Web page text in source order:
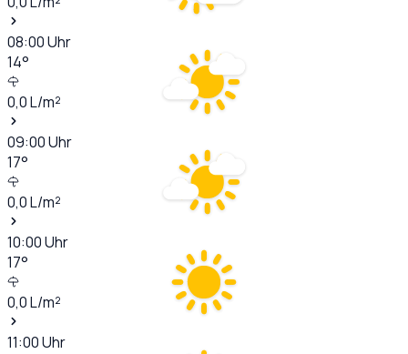
08:00Uhr
14°
0,0L/m²
09:00Uhr
17°
0,0L/m²
10:00Uhr
17°
0,0L/m²
11:00Uhr